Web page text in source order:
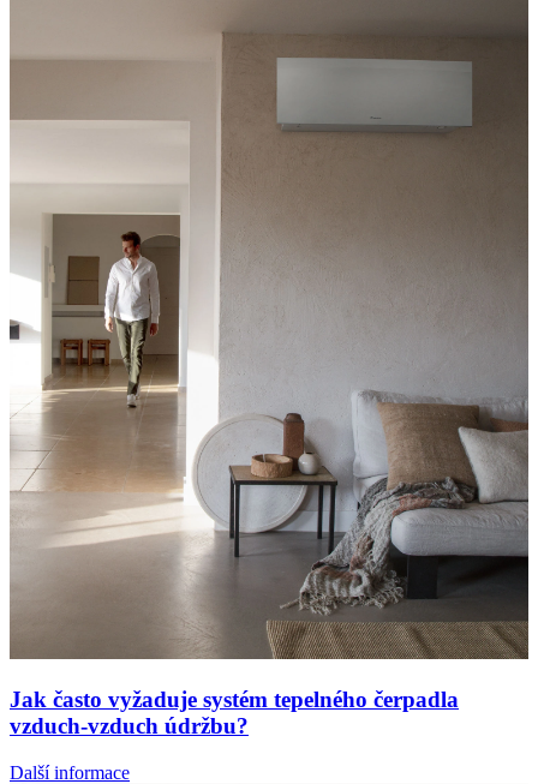
Jak často vyžaduje systém tepelného čerpadla
vzduch-vzduch údržbu?
Další informace